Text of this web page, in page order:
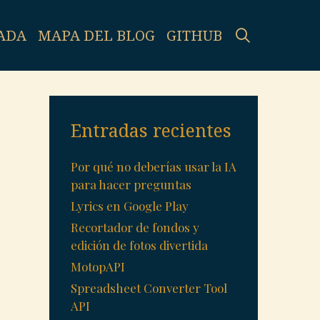
MAPA DEL BLOG GITHUB
Entradas recientes
Por qué no deberías usar la IA
para hacer preguntas
Lyrics en Google Play
Recortador de fondos y
edición de fotos divertida
MotopAPI
Spreadsheet Converter Tool
API